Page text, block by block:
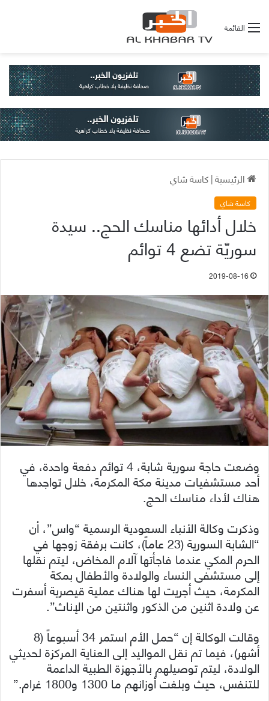
القائمة
الرئيسية|كاسة شاي
كاسة شاي
خلال أدائها مناسك الحج.. سيدة
سوريّة تضع 4 توائم
2019-08-16
وضعت حاجة سورية شابة، 4 توائم دفعة واحدة، في
أحد مستشفيات مدينة مكة المكرمة، خلال تواجدها
هناك لأداء مناسك الحج.
وذكرت وكالة الأنباء السعودية الرسمية “واس”، أن
“الشابة السورية (23 عاماً)، كانت برفقة زوجها في
الحرم المكي عندما فاجأتها آلام المخاض، ليتم نقلها
إلى مستشفى النساء والولادة والأطفال بمكة
المكرمة، حيث أجريت لها هناك عملية قيصرية أسفرت
عن ولادة اثنين من الذكور واثنتين من الإناث”.
وقالت الوكالة إن “حمل الأم استمر 34 أسبوعاً (8
أشهر)، فيما تم نقل المواليد إلى العناية المركزة لحديثي
الولادة، ليتم توصيلهم بالأجهزة الطبية الداعمة
للتنفس، حيث وبلغت أوزانهم ما 1300 و1800 غرام.”